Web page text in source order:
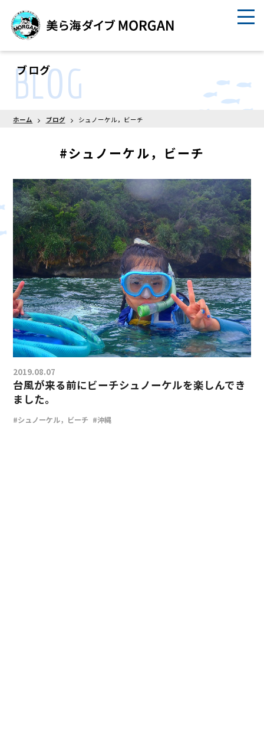
ブログ
BLOG
ホーム ブログ シュノーケル，ビーチ
#シュノーケル，ビーチ
2019.08.07
台風が来る前にビーチシュノーケルを楽しんでき
ました。
#シュノーケル，ビーチ #沖縄